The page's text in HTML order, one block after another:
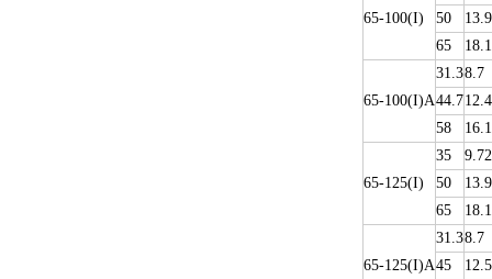
65-100(I)
50
13.9
65
18.1
65-100(I)A
31.38.7
44.712.4
58
16.1
65-125(I)
35
9.72
50
13.9
65
18.1
65-125(I)A
31.38.7
45
12.5